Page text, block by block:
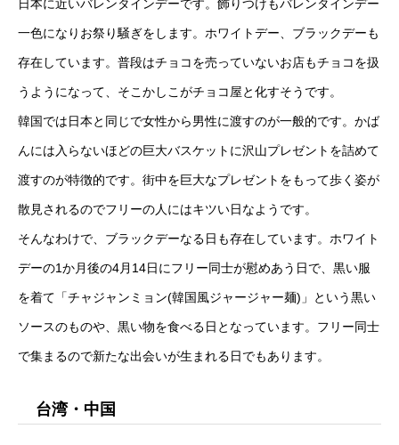
日本に近いバレンタインデーです。飾りつけもバレンタインデー
一色になりお祭り騒ぎをします。ホワイトデー、ブラックデーも
存在しています。普段はチョコを売っていないお店もチョコを扱
うようになって、そこかしこがチョコ屋と化すそうです。
韓国では日本と同じで女性から男性に渡すのが一般的です。かば
んには入らないほどの巨大バスケットに沢山プレゼントを詰めて
渡すのが特徴的です。街中を巨大なプレゼントをもって歩く姿が
散見されるのでフリーの人にはキツい日なようです。
そんなわけで、ブラックデーなる日も存在しています。ホワイト
デーの1か月後の4月14日にフリー同士が慰めあう日で、黒い服
を着て「チャジャンミョン(韓国風ジャージャー麺)」という黒い
ソースのものや、黒い物を食べる日となっています。フリー同士
で集まるので新たな出会いが生まれる日でもあります。
台湾・中国